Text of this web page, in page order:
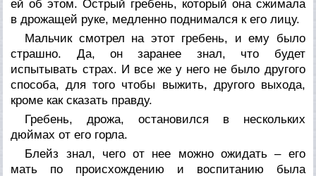
ей об этом. Острый гребень, который она сжимала
в дрожащей руке, медленно поднимался к его лицу.
Мальчик смотрел на этот гребень, и ему было
страшно. Да, он заранее знал, что будет
испытывать страх. И все же у него не было другого
способа, для того чтобы выжить, другого выхода,
кроме как сказать правду.
Гребень, дрожа, остановился в нескольких
дюймах от его горла.
Блейз знал, чего от нее можно ожидать – его
мать по происхождению и воспитанию была